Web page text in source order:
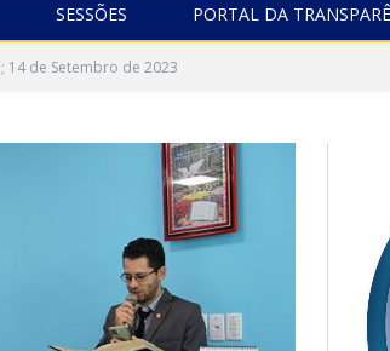
SESSÕES PORTAL DA
14 de Setembro de 2023